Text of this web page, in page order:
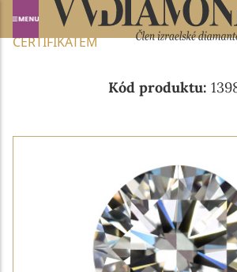
Domů NABÍDKA DIAMANTŮ
CERTIFIKÁTEM
Kód produktu: